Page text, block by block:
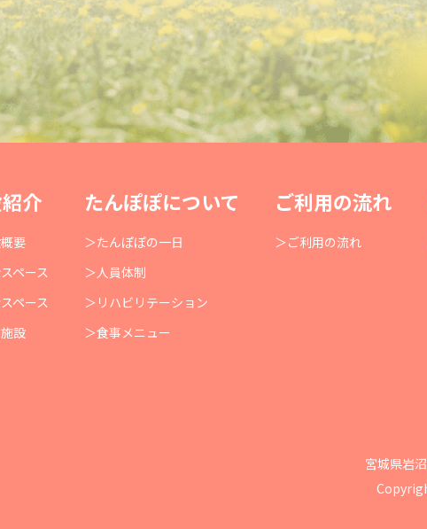
介
要
ペース
ペース
設
たんぽぽについて
たんぽぽの一日
人員体制
リハビリテーション
食事メニュー
ご利用の流れ
ご利用の流れ
宮城県岩